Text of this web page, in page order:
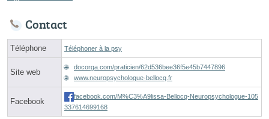
Contact
Téléphone Téléphoner à la psy
Site web
docorga.com/praticien/62d536bee36f5e45b7447896
www.neuropsychologue-bellocq.fr
Facebook
facebook.com/M%C3%A9lissa-Bellocq-Neuropsychologue-105
337614699168